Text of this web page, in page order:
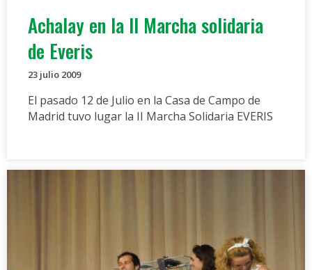
Achalay en la II Marcha solidaria
de Everis
23 julio 2009
El pasado 12 de Julio en la Casa de Campo de
Madrid tuvo lugar la II Marcha Solidaria EVERIS